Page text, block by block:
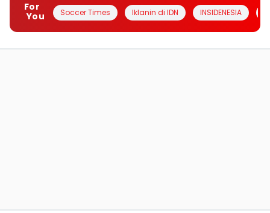
For
You
Soccer Times Iklanin di IDN INSIDENESIA